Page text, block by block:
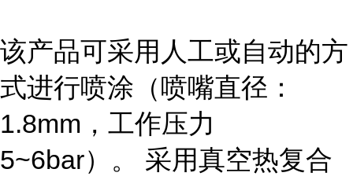
该产品可采用人工或自动的方
式进行喷涂（喷嘴直径：
1.8mm，工作压力
5~6bar）。 采用真空热复合